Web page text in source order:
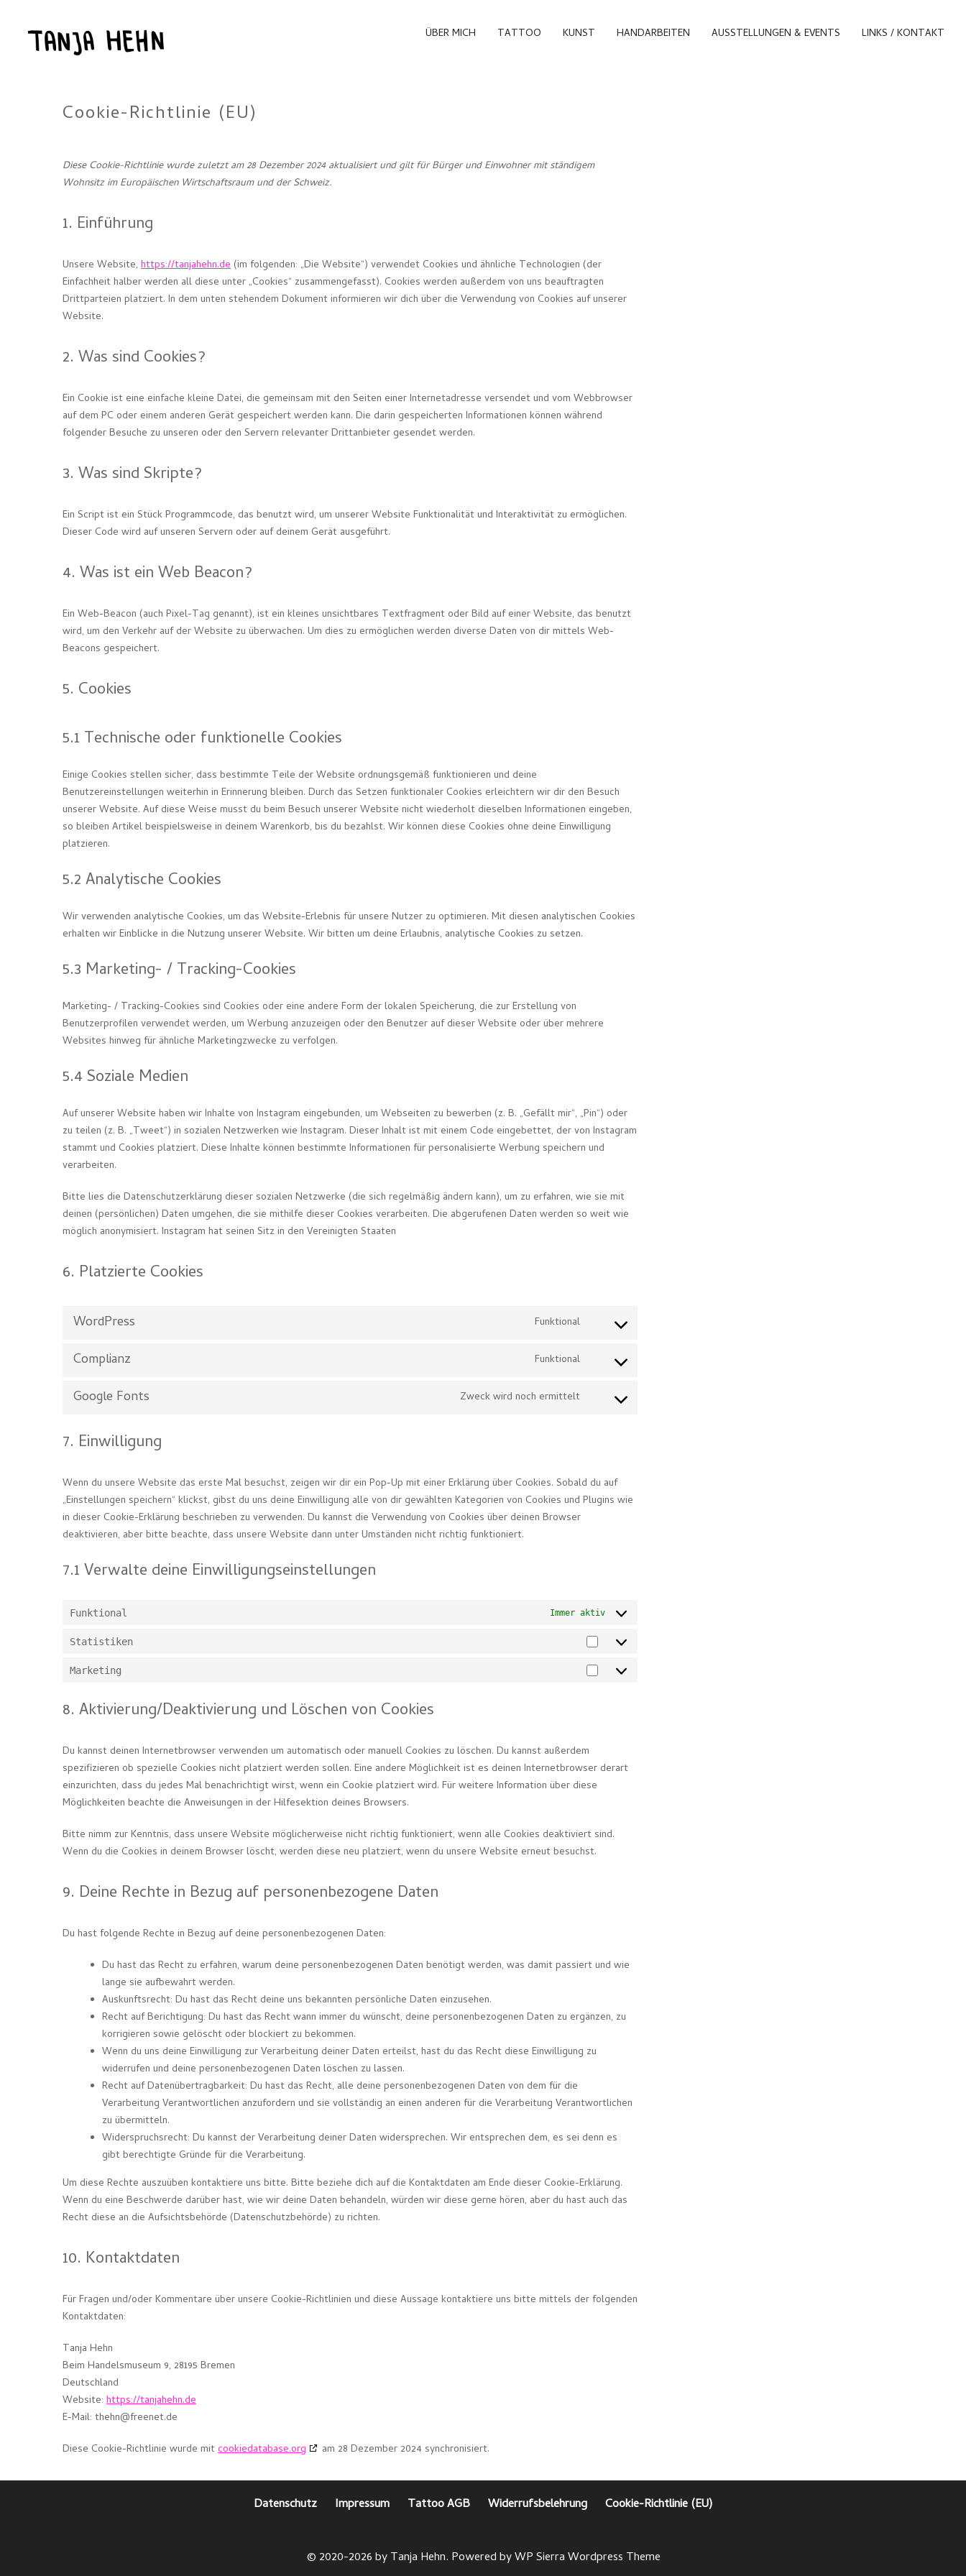
ÜBER MICH TATTOO KUNST HANDARBEITEN AUSSTELLUNGEN & EVENTS LINKS / KONTAKT
Cookie-Richtlinie (EU)
Diese Cookie-Richtlinie wurde zuletzt am 28 Dezember 2024 aktualisiert und gilt für Bürger und Einwohner mit ständigem
Wohnsitz im Europäischen Wirtschaftsraum und der Schweiz.
1. Einführung
Unsere Website, https://tanjahehn.de (im folgenden: „Die Website“) verwendet Cookies und ähnliche Technologien (der
Einfachheit halber werden all diese unter „Cookies“ zusammengefasst). Cookies werden außerdem von uns beauftragten
Drittparteien platziert. In dem unten stehendem Dokument informieren wir dich über die Verwendung von Cookies auf unserer
Website.
2. Was sind Cookies?
Ein Cookie ist eine einfache kleine Datei, die gemeinsam mit den Seiten einer Internetadresse versendet und vom Webbrowser
auf dem PC oder einem anderen Gerät gespeichert werden kann. Die darin gespeicherten Informationen können während
folgender Besuche zu unseren oder den Servern relevanter Drittanbieter gesendet werden.
3. Was sind Skripte?
Ein Script ist ein Stück Programmcode, das benutzt wird, um unserer Website Funktionalität und Interaktivität zu ermöglichen.
Dieser Code wird auf unseren Servern oder auf deinem Gerät ausgeführt.
4. Was ist ein Web Beacon?
Ein Web-Beacon (auch Pixel-Tag genannt), ist ein kleines unsichtbares Textfragment oder Bild auf einer Website, das benutzt
wird, um den Verkehr auf der Website zu überwachen. Um dies zu ermöglichen werden diverse Daten von dir mittels Web-
Beacons gespeichert.
5. Cookies
5.1 Technische oder funktionelle Cookies
Einige Cookies stellen sicher, dass bestimmte Teile der Website ordnungsgemäß funktionieren und deine
Benutzereinstellungen weiterhin in Erinnerung bleiben. Durch das Setzen funktionaler Cookies erleichtern wir dir den Besuch
unserer Website. Auf diese Weise musst du beim Besuch unserer Website nicht wiederholt dieselben Informationen eingeben,
so bleiben Artikel beispielsweise in deinem Warenkorb, bis du bezahlst. Wir können diese Cookies ohne deine Einwilligung
platzieren.
5.2 Analytische Cookies
Wir verwenden analytische Cookies, um das Website-Erlebnis für unsere Nutzer zu optimieren. Mit diesen analytischen Cookies
erhalten wir Einblicke in die Nutzung unserer Website. Wir bitten um deine Erlaubnis, analytische Cookies zu setzen.
5.3 Marketing- / Tracking-Cookies
Marketing- / Tracking-Cookies sind Cookies oder eine andere Form der lokalen Speicherung, die zur Erstellung von
Benutzerprofilen verwendet werden, um Werbung anzuzeigen oder den Benutzer auf dieser Website oder über mehrere
Websites hinweg für ähnliche Marketingzwecke zu verfolgen.
5.4 Soziale Medien
Auf unserer Website haben wir Inhalte von Instagram eingebunden, um Webseiten zu bewerben (z. B. „Gefällt mir“, „Pin“) oder
zu teilen (z. B. „Tweet“) in sozialen Netzwerken wie Instagram. Dieser Inhalt ist mit einem Code eingebettet, der von Instagram
stammt und Cookies platziert. Diese Inhalte können bestimmte Informationen für personalisierte Werbung speichern und
verarbeiten.
Bitte lies die Datenschutzerklärung dieser sozialen Netzwerke (die sich regelmäßig ändern kann), um zu erfahren, wie sie mit
deinen (persönlichen) Daten umgehen, die sie mithilfe dieser Cookies verarbeiten. Die abgerufenen Daten werden so weit wie
möglich anonymisiert. Instagram hat seinen Sitz in den Vereinigten Staaten
6. Platzierte Cookies
WordPress Funktional
Consent
service
Complianz Funktional
Consent
service
Google Fonts Zweck wird noch ermittelt
Consent
7. Einwilligung
Wenn du unsere Website das erste Mal besuchst, zeigen wir dir ein Pop-Up mit einer Erklärung über Cookies. Sobald du auf
„Einstellungen speichern“ klickst, gibst du uns deine Einwilligung alle von dir gewählten Kategorien von Cookies und Plugins wie
in dieser Cookie-Erklärung beschrieben zu verwenden. Du kannst die Verwendung von Cookies über deinen Browser
deaktivieren, aber bitte beachte, dass unsere Website dann unter Umständen nicht richtig funktioniert.
7.1 Verwalte deine Einwilligungseinstellungen
Funktional Immer aktiv
Statistiken Statistiken
Marketing Marketing
8. Aktivierung/Deaktivierung und Löschen von Cookies
Du kannst deinen Internetbrowser verwenden um automatisch oder manuell Cookies zu löschen. Du kannst außerdem
spezifizieren ob spezielle Cookies nicht platziert werden sollen. Eine andere Möglichkeit ist es deinen Internetbrowser derart
einzurichten, dass du jedes Mal benachrichtigt wirst, wenn ein Cookie platziert wird. Für weitere Information über diese
Möglichkeiten beachte die Anweisungen in der Hilfesektion deines Browsers.
Bitte nimm zur Kenntnis, dass unsere Website möglicherweise nicht richtig funktioniert, wenn alle Cookies deaktiviert sind.
Wenn du die Cookies in deinem Browser löscht, werden diese neu platziert, wenn du unsere Website erneut besuchst.
9. Deine Rechte in Bezug auf personenbezogene Daten
Du hast folgende Rechte in Bezug auf deine personenbezogenen Daten:
Du hast das Recht zu erfahren, warum deine personenbezogenen Daten benötigt werden, was damit passiert und wie
lange sie aufbewahrt werden.
Auskunftsrecht: Du hast das Recht deine uns bekannten persönliche Daten einzusehen.
Recht auf Berichtigung: Du hast das Recht wann immer du wünscht, deine personenbezogenen Daten zu ergänzen, zu
korrigieren sowie gelöscht oder blockiert zu bekommen.
Wenn du uns deine Einwilligung zur Verarbeitung deiner Daten erteilst, hast du das Recht diese Einwilligung zu
widerrufen und deine personenbezogenen Daten löschen zu lassen.
Recht auf Datenübertragbarkeit: Du hast das Recht, alle deine personenbezogenen Daten von dem für die
Verarbeitung Verantwortlichen anzufordern und sie vollständig an einen anderen für die Verarbeitung Verantwortlichen
zu übermitteln.
Widerspruchsrecht: Du kannst der Verarbeitung deiner Daten widersprechen. Wir entsprechen dem, es sei denn es
gibt berechtigte Gründe für die Verarbeitung.
Um diese Rechte auszuüben kontaktiere uns bitte. Bitte beziehe dich auf die Kontaktdaten am Ende dieser Cookie-Erklärung.
Wenn du eine Beschwerde darüber hast, wie wir deine Daten behandeln, würden wir diese gerne hören, aber du hast auch das
Recht diese an die Aufsichtsbehörde (Datenschutzbehörde) zu richten.
10. Kontaktdaten
Für Fragen und/oder Kommentare über unsere Cookie-Richtlinien und diese Aussage kontaktiere uns bitte mittels der folgenden
Kontaktdaten:
Tanja Hehn
Beim Handelsmuseum 9, 28195 Bremen
Deutschland
Website: https://tanjahehn.de
E-Mail: thehn@freenet.de
Diese Cookie-Richtlinie wurde mitcookiedatabase.org am 28 Dezember 2024 synchronisiert.
Datenschutz Impressum Tattoo AGB Widerrufsbelehrung Cookie-Richtlinie (EU)
© 2020-2026 by Tanja Hehn. Powered byWP SierraWordpress Theme